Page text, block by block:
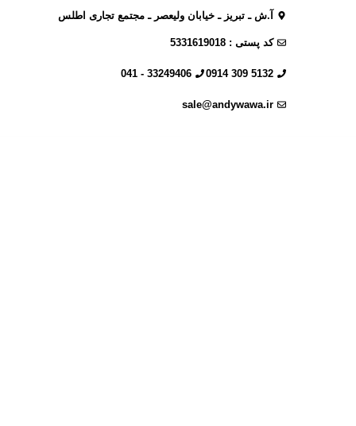
آ.ش ـ تبریز ـ خیابان ولیعصر ـ مجتمع تجاری اطلس
کد پستی : 5331619018
5132 309 0914
33249406 - 041
sale@andywawa.ir